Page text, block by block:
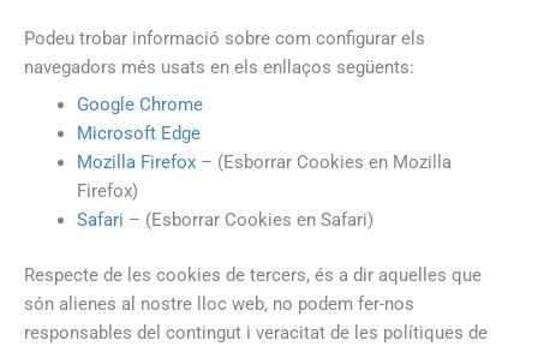
Podeu trobar informació sobre com configurar els
navegadors més usats en els enllaços següents:
Google Chrome
Microsoft Edge
Mozilla Firefox– (Esborrar Cookies en Mozilla
Firefox)
Safari – (Esborrar Cookies en Safari)
Respecte de les cookies de tercers, és a dir aquelles que
són alienes al nostre lloc web, no podem fer-nos
responsables del contingut i veracitat de les polítiques de